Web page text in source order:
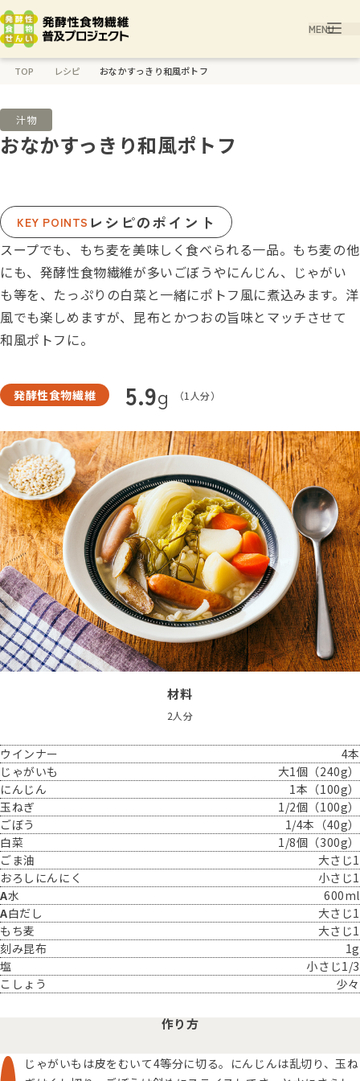
TOP レシピ おなかすっきり和風ポトフ
汁物
おなかすっきり和風ポトフ
KEY POINTS レシピのポイント
スープでも、もち麦を美味しく食べられる一品。もち麦の他
にも、発酵性食物繊維が多いごぼうやにんじん、じゃがい
も等を、たっぷりの白菜と一緒にポトフ風に煮込みます。洋
風でも楽しめますが、昆布とかつおの旨味とマッチさせて
和風ポトフに。​
発酵性食物繊維 5.9g （1人分）
材料
2人分
ウインナー
4本
じゃがいも
大1個（240g）
にんじん
1本（100g）
玉ねぎ
1/2個（100g）
ごぼう
1/4本（40g）
白菜
1/8個（300g）
ごま油
大さじ1
おろしにんにく
小さじ1
水
600ml
白だし
大さじ1
もち麦
大さじ1
刻み昆布
1g
塩
小さじ1/3
こしょう
少々
作り方
じゃがいもは皮をむいて4等分に切る。にんじんは乱切り、玉ね